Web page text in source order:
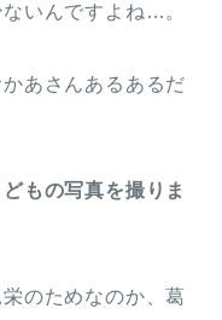
いんですよね…。
あさんあるあるだ
もの写真を撮りま
のためなのか、葛